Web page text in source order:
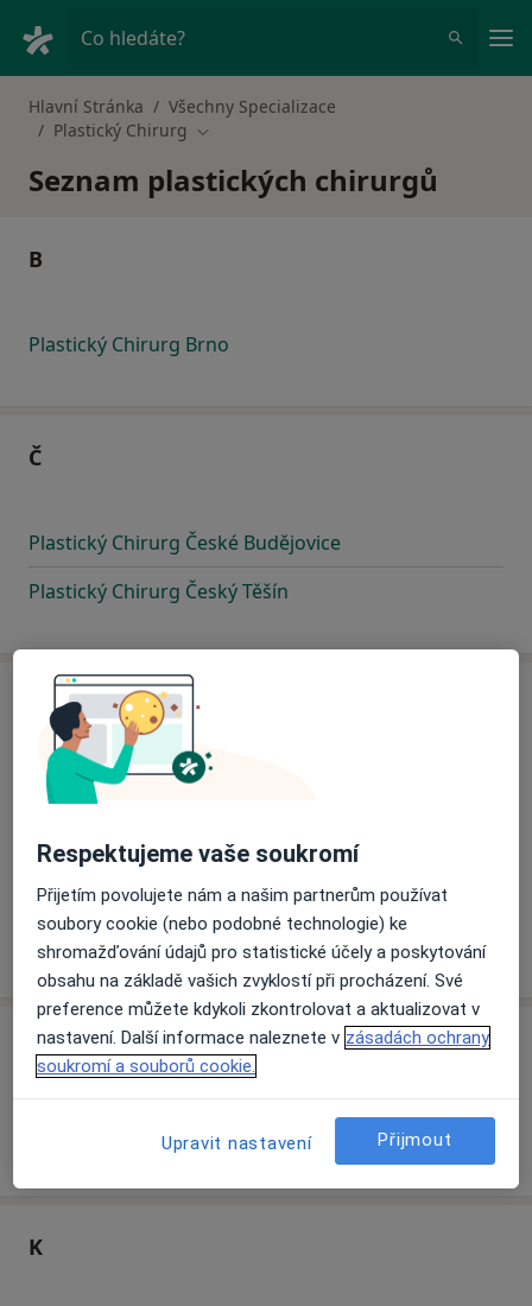
Co hledáte?
Hlavní Stránka
Všechny Specializace
Plastický Chirurg Změna města
Seznam plastických chirurgů
B
Plastický Chirurg Brno
Č
Plastický Chirurg České Budějovice
Plastický Chirurg Český Těšín
Plastický Chirurg Havířov
Plastický Chirurg Hluboká nad Vltavou
Plastický Chirurg Hranice
Plastický Chirurg Hranice
Plastický Chirurg Jihlava
K
Respektujeme vaše soukromí
Přijetím povolujete nám a našim partnerům používat
soubory cookie (nebo podobné technologie) ke
shromažďování údajů pro statistické účely a poskytování
obsahu na základě vašich zvyklostí při procházení. Své
preference můžete kdykoli zkontrolovat a aktualizovat v
nastavení. Další informace naleznete v zásadách ochrany
soukromí a souborů cookie.
Upravit nastavení Přijmout